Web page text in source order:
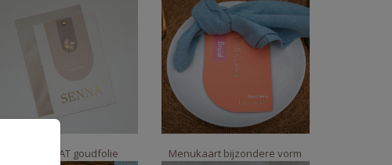
3 delig + MAT goudfolie Menukaart bijzondere vorm